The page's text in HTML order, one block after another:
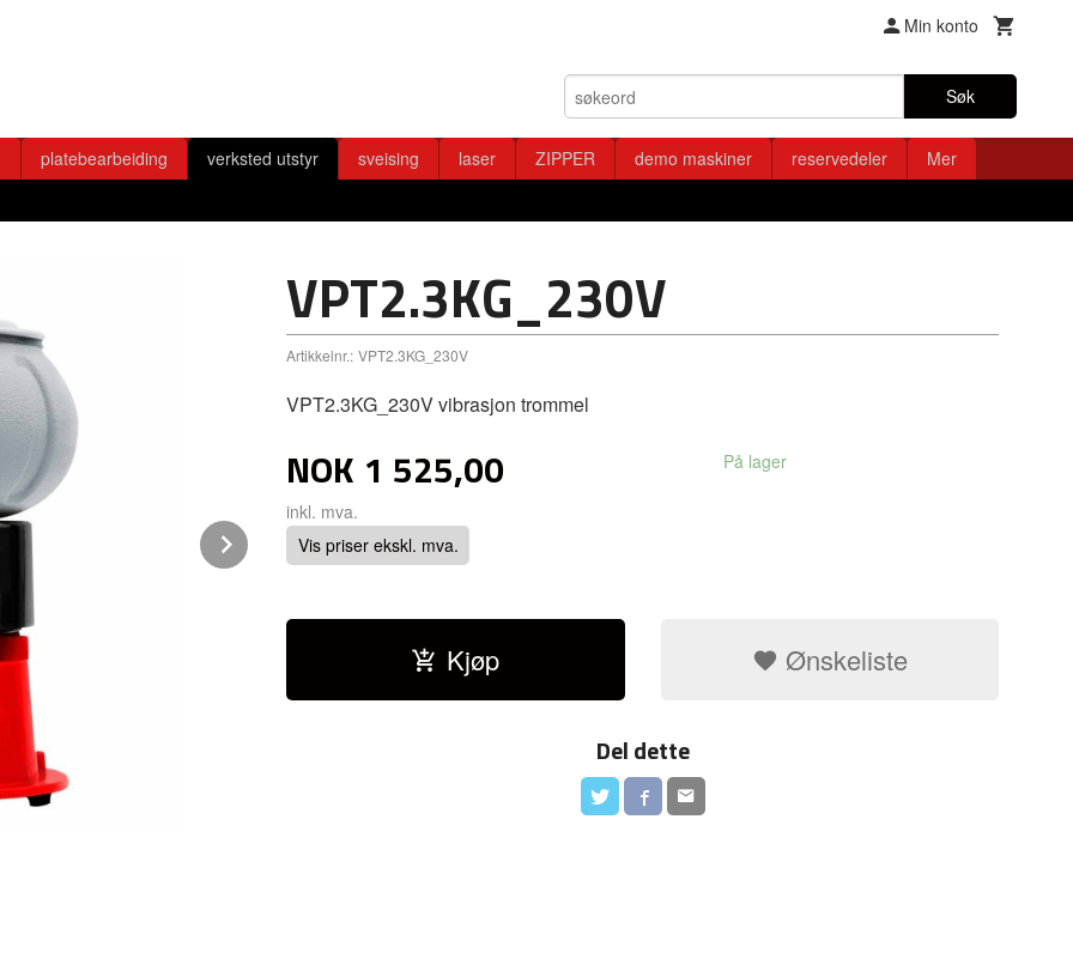
Min konto
Søk
platebearbeiding verksted utstyr sveising laser ZIPPER demo maskiner reservedeler Mer
Next
VPT2.3KG_230V
Artikkelnr.: VPT2.3KG_230V
VPT2.3KG_230V vibrasjon trommel
NOK 1 525,00
inkl. mva.
Vis priser ekskl. mva.
På lager
Kjøp Ønskeliste
Del dette